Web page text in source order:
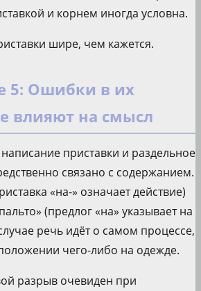
и корнем иногда условна.
шире, чем кажется.
5: Ошибки в их
влияют на смысл
приставки и раздельное
связано с содержанием.
«на-» означает действие)
(предлог «на» указывает на
речь идёт о самом процессе,
чего-либо на одежде.
разрыв очевиден при